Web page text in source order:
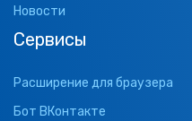
Новости
Сервисы
Расширение для браузера
Бот ВКонтакте